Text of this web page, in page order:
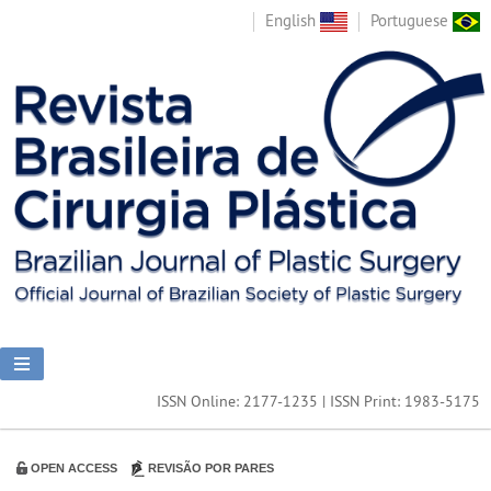
English Portuguese
ISSN Online: 2177-1235 | ISSN Print: 1983-5175
OPEN ACCESS REVISÃO POR PARES